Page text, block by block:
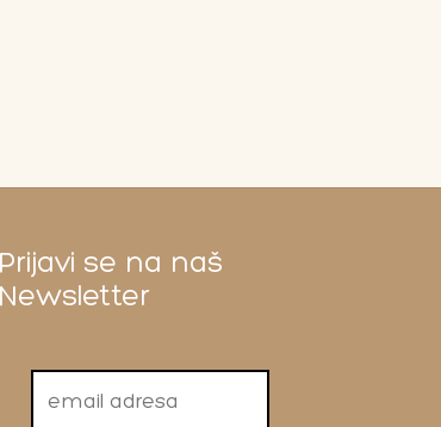
Prijavi se na naš
Newsletter